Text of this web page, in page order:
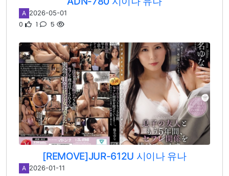
A 2026-05-01
0 1 5
[REMOVE]JUR-612U 시이나 유나
A 2026-01-11